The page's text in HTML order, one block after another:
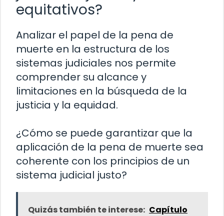
equitativos?
Analizar el papel de la pena de
muerte en la estructura de los
sistemas judiciales nos permite
comprender su alcance y
limitaciones en la búsqueda de la
justicia y la equidad.
¿Cómo se puede garantizar que la
aplicación de la pena de muerte sea
coherente con los principios de un
sistema judicial justo?
Quizás también te interese: Capítulo